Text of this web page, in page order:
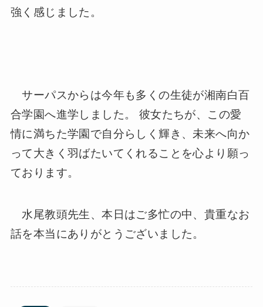
強く感じました。
サーパスからは今年も多くの生徒が湘南白百
合学園へ進学しました。 彼女たちが、この愛
情に満ちた学園で自分らしく輝き、未来へ向か
って大きく羽ばたいてくれることを心より願っ
ております。
水尾教頭先生、本日はご多忙の中、貴重なお
話を本当にありがとうございました。